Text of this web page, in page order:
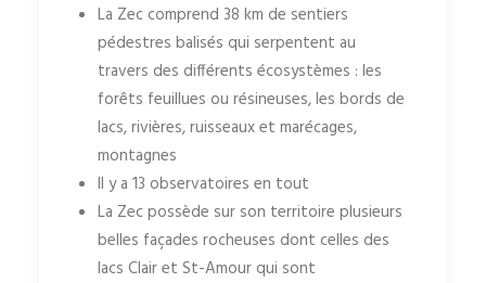
La Zec comprend 38 km de sentiers
pédestres balisés qui serpentent au
travers des différents écosystèmes : les
forêts feuillues ou résineuses, les bords de
lacs, rivières, ruisseaux et marécages,
montagnes
Il y a 13 observatoires en tout
La Zec possède sur son territoire plusieurs
belles façades rocheuses dont celles des
lacs Clair et St-Amour qui sont